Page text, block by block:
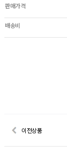
판매가격
배송비
이전상품